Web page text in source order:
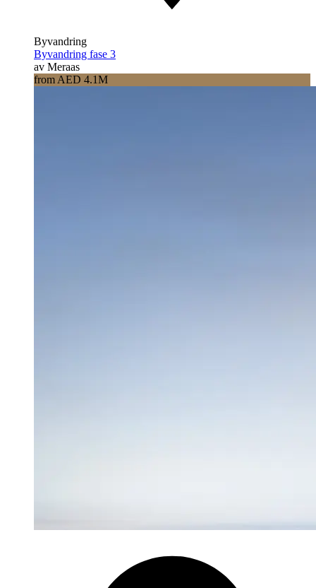
Byvandring
Byvandring fase 3
av Meraas
from AED 4.1M